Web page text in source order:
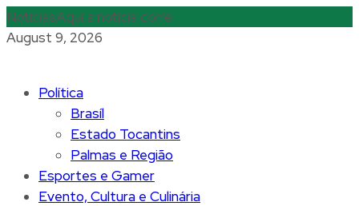
NotíciasAqui a notícia corre
August 9, 2026
Política
Brasíl
Estado Tocantins
Palmas e Região
Esportes e Gamer
Evento, Cultura e Culinária